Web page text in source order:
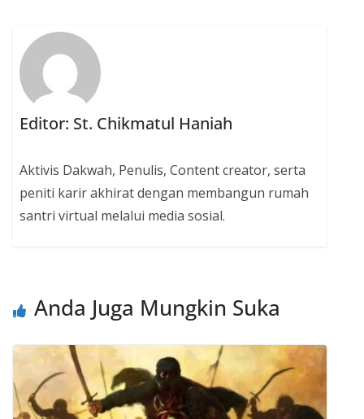
Editor: St. Chikmatul Haniah
Aktivis Dakwah, Penulis, Content creator, serta
peniti karir akhirat dengan membangun rumah
santri virtual melalui media sosial.
Anda Juga Mungkin Suka